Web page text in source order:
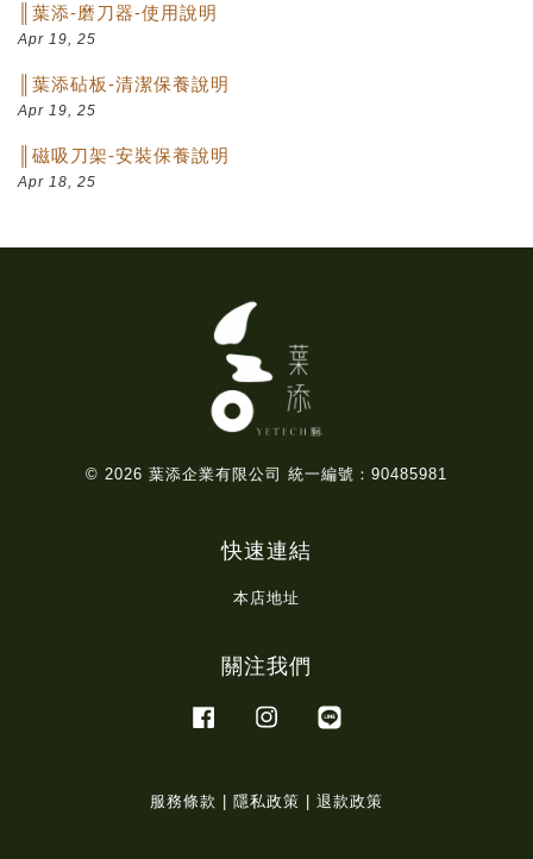
║葉添-磨刀器-使用說明
Apr 19, 25
║葉添砧板-清潔保養說明
Apr 19, 25
║磁吸刀架-安裝保養說明
Apr 18, 25
© 2026 葉添企業有限公司 統一編號：90485981
快速連結
本店地址
關注我們
Facebook Instagram
服務條款 隱私政策 退款政策